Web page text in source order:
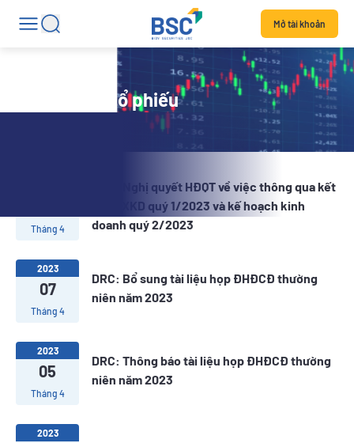
Mở tài khoản
Tin tức mã cổ phiếu
Tháng 4
DRC: Nghị quyết HĐQT về việc thông qua kết
quả SXKD quý 1/2023 và kế hoạch kinh
doanh quý 2/2023
2023
07
Tháng 4
DRC: Bổ sung tài liệu họp ĐHĐCĐ thường
niên năm 2023
2023
05
Tháng 4
DRC: Thông báo tài liệu họp ĐHĐCĐ thường
niên năm 2023
2023